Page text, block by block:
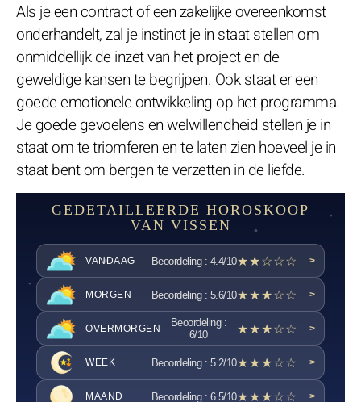
Als je een contract of een zakelijke overeenkomst
onderhandelt, zal je instinct je in staat stellen om
onmiddellijk de inzet van het project en de
geweldige kansen te begrijpen. Ook staat er een
goede emotionele ontwikkeling op het programma.
Je goede gevoelens en welwillendheid stellen je in
staat om te triomferen en te laten zien hoeveel je in
staat bent om bergen te verzetten in de liefde.
GEDETAILLEERDE HOROSKOOP
VAN VISSEN
VANDAAG Beoordeling : 4.4/10★★☆☆☆ >
MORGEN Beoordeling : 5.6/10★★★☆☆ >
OVERMORGEN
Beoordeling :
6/10
★★★☆☆ >
WEEK Beoordeling : 5.2/10★★★☆☆ >
MAAND Beoordeling : 6.5/10★★★☆☆ >